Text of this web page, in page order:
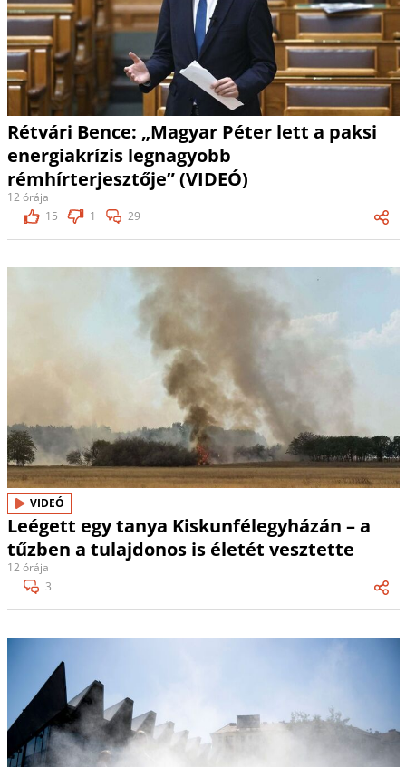
Rétvári Bence: „Magyar Péter lett a paksi
energiakrízis legnagyobb
rémhírterjesztője” (VIDEÓ)
12 órája
15
1 29
VIDEÓ
Leégett egy tanya Kiskunfélegyházán – a
tűzben a tulajdonos is életét vesztette
12 órája
3